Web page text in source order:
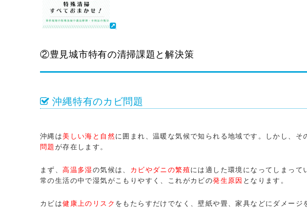
②豊見城市特有の清掃課題と解決策
沖縄特有のカビ問題
沖縄は美しい海と自然に囲まれ、温暖な気候で知られる地域です。しかし、そ
問題が存在します。
まず、高温多湿の気候は、 カビやダニの繁殖には適した環境になってしまって
常の生活の中で湿気がこもりやすく、これがカビの発生原因 となります。
カビは健康上のリスク をもたらすだけでなく、壁紙や畳、家具などにダメージ